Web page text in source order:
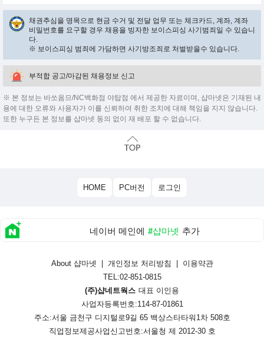
채권추심을 명목으로 현금 수거 및 전달 업무 또는 체크카드, 계좌, 계좌
비밀번호를 요구할 경우 채용을 빙자한 보이스피싱 사기범죄일 수 있습니
다.
※ 보이스피싱 범죄에 가담하면 사기방조죄로 처벌받을수 있습니다.
부적합 공고/마감된 채용정보 신고
※ 본 정보는 바쏘옴므/NC백화점 야탑점 에서 제공한 자료이며, 샵마넷은 기재된 내
용에 대한 오류와 사용자가 이를 신뢰하여 취한 조치에 대해 책임을 지지 않습니다.
또한 누구든 본 정보를 샵마넷 동의 없이 재 배포 할 수 없습니다.
HOME PC버전 로그인
네이버 메인에 #샵마넷 추가
About 샵마넷 개인정보 처리방침
이용약관
TEL:02-851-0815
(주)샵네트웍스 대표 이인용
사업자등록번호:114-87-01861
주소:서울 금천구 디지털로9길 65 백상스타타워1차 508호
직업정보제공사업신고번호:서울청 제 2012-30 호